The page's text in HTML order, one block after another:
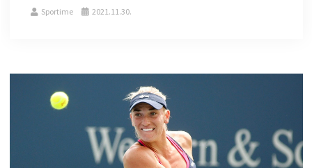
Sportime 2021.11.30.